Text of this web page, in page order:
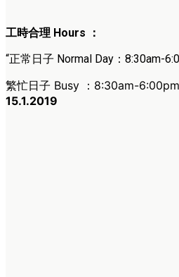
工時合理 Hours ：
“正常日子 Normal Day：8:30am-
繁忙日子 Busy ：8:30am-6:00pm
15.1.2019